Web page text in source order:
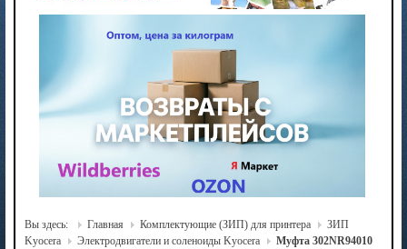
Вы здесь: Главная Комплектующие (ЗИП) для принтера
ЗИП
Kyocera
Электродвигатели и соленоиды Kyocera
Муфта 302NR94010